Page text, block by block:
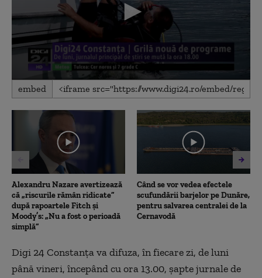
0
seconds
1
minute,
seconds
embed
Alexandru Nazare avertizează
că „riscurile rămân ridicate”
după rapoartele Fitch și
Moody’s: „Nu a fost o perioadă
simplă”
Când se vor vedea efectele
scufundării barjelor pe Dunăre,
pentru salvarea centralei de la
Cernavodă
Digi 24 Constanţa va difuza, în fiecare zi, de luni
până vineri, începând cu ora 13.00, şapte jurnale de